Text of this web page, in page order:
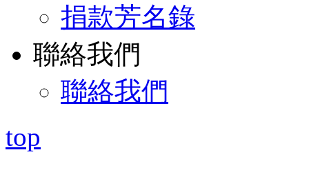
捐款芳名錄
聯絡我們
聯絡我們
top